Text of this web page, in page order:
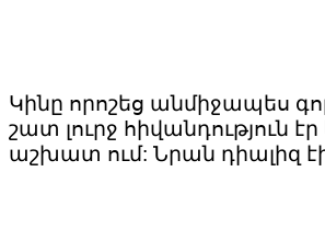
Կինը որոշեց անմիջապես
շատ լուրջ հիվանդություն
աշխատ ում: Նրան դիալիզ